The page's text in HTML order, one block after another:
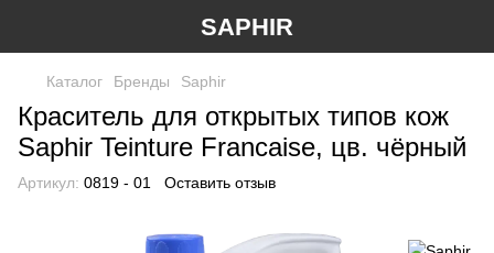
SAPHIR
Каталог Бренды Saphir
Краситель для открытых типов кож
Saphir Teinture Francaise, цв. чёрный
Артикул: 0819 - 01 Оставить отзыв